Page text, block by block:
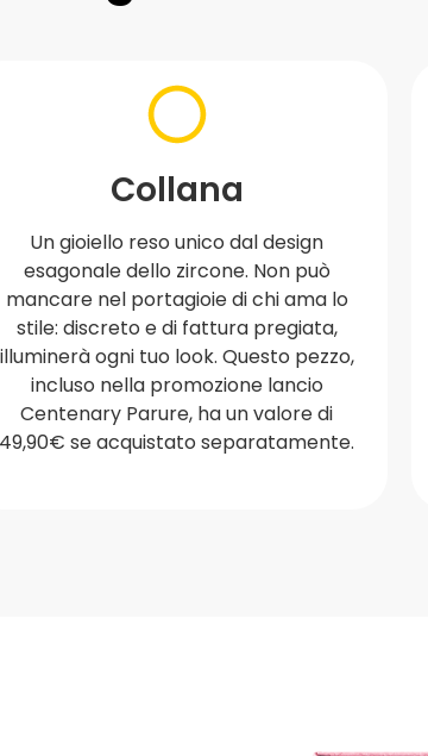
Collana
Un gioiello reso unico dal design
esagonale dello zircone. Non può
mancare nel portagioie di chi ama lo
stile: discreto e di fattura pregiata,
illuminerà ogni tuo look. Questo pezzo,
incluso nella promozione lancio
Centenary Parure, ha un valore di
49,90€ se acquistato separatamente.